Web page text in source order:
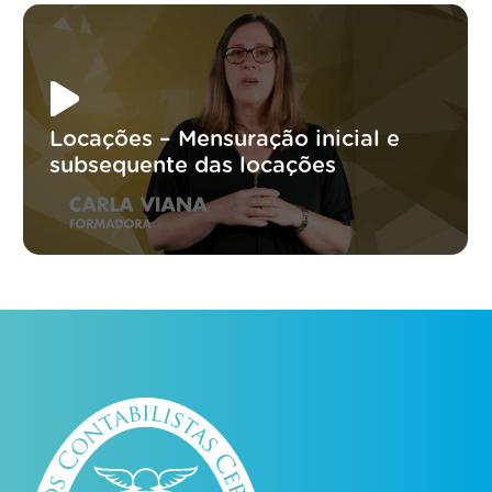
Locações – Mensuração inicial e
subsequente das locações